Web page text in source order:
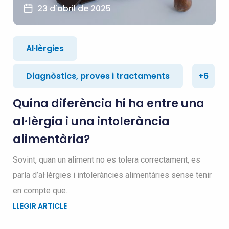
23 d'abril de 2025
Al·lèrgies
Diagnòstics, proves i tractaments +6
Quina diferència hi ha entre una
al·lèrgia i una intolerància
alimentària?
Sovint, quan un aliment no es tolera correctament, es
parla d’al·lèrgies i intoleràncies alimentàries sense tenir
en compte que...
LLEGIR ARTICLE